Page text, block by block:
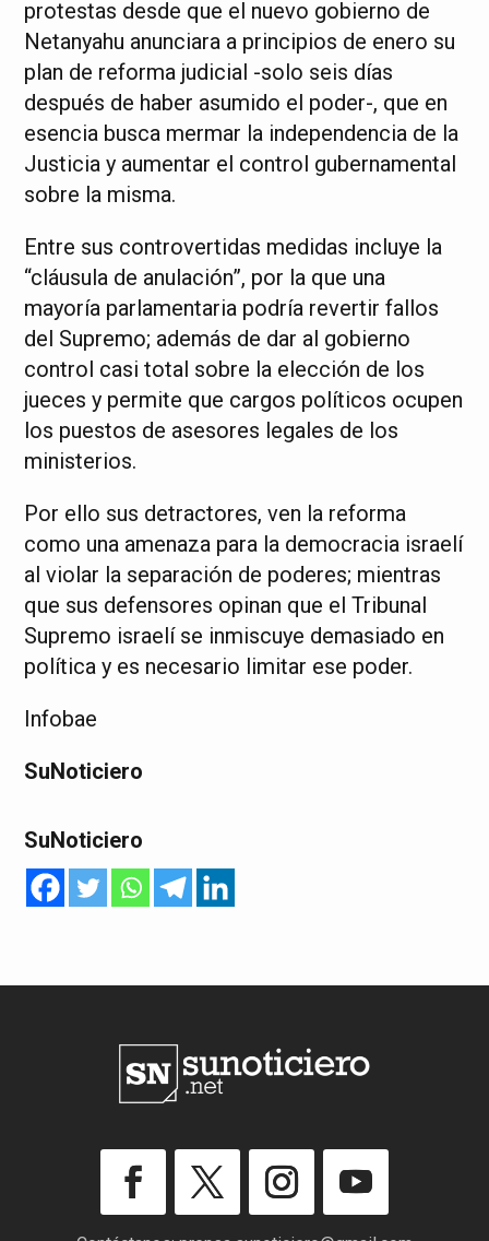
protestas desde que el nuevo gobierno de
Netanyahu anunciara a principios de enero su
plan de reforma judicial -solo seis días
después de haber asumido el poder-, que en
esencia busca mermar la independencia de la
Justicia y aumentar el control gubernamental
sobre la misma.
Entre sus controvertidas medidas incluye la
“cláusula de anulación”, por la que una
mayoría parlamentaria podría revertir fallos
del Supremo; además de dar al gobierno
control casi total sobre la elección de los
jueces y permite que cargos políticos ocupen
los puestos de asesores legales de los
ministerios.
Por ello sus detractores, ven la reforma
como una amenaza para la democracia israelí
al violar la separación de poderes; mientras
que sus defensores opinan que el Tribunal
Supremo israelí se inmiscuye demasiado en
política y es necesario limitar ese poder.
Infobae
SuNoticiero
SuNoticiero